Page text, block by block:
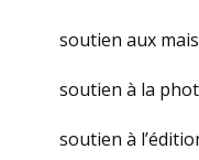
soutien aux
soutien à la
soutien à